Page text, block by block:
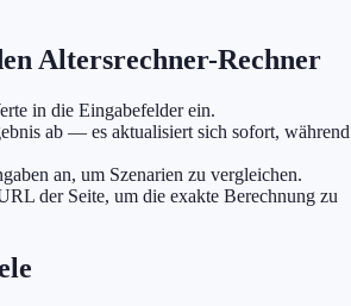
Altersrechner-Rechner
in die Eingabefelder ein.
ab — es aktualisiert sich sofort, während
an, um Szenarien zu vergleichen.
der Seite, um die exakte Berechnung zu